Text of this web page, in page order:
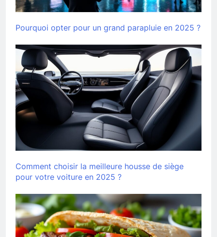
Pourquoi opter pour un grand parapluie en 2025 ?
Comment choisir la meilleure housse de siège
pour votre voiture en 2025 ?